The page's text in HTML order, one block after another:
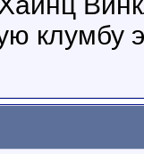
клумбу